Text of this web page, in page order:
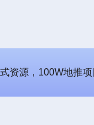
资源，100W地推